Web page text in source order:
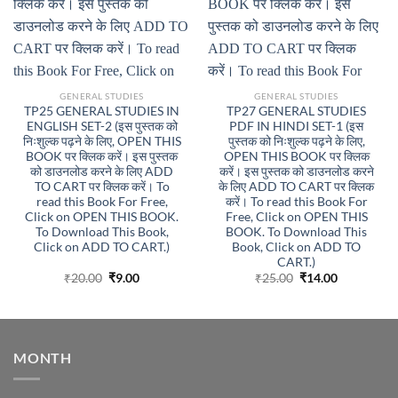
GENERAL STUDIES
TP25 GENERAL STUDIES IN
ENGLISH SET-2 (इस पुस्तक को
निःशुल्क पढ़ने के लिए, OPEN THIS
BOOK पर क्लिक करें। इस पुस्तक
को डाउनलोड करने के लिए ADD
TO CART पर क्लिक करें। To
read this Book For Free,
Click on OPEN THIS BOOK.
To Download This Book,
Click on ADD TO CART.)
₹20.00 Original
₹9.00Current
GENERAL STUDIES
TP27 GENERAL STUDIES
PDF IN HINDI SET-1 (इस
पुस्तक को निःशुल्क पढ़ने के लिए,
OPEN THIS BOOK पर क्लिक
करें। इस पुस्तक को डाउनलोड करने
के लिए ADD TO CART पर क्लिक
करें। To read this Book For
Free, Click on OPEN THIS
BOOK. To Download This
Book, Click on ADD TO
CART.)
₹25.00 Original
₹14.00Current
MONTH